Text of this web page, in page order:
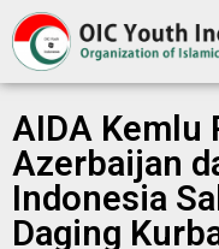
AIDA Kemlu
Azerbaijan
Indonesia
Daging